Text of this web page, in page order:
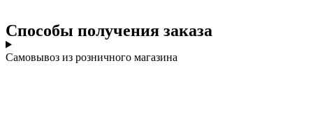
Cпособы получения заказа
Самовывоз из розничного магазина